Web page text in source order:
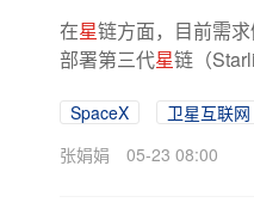
在星链方面，目前需
部署第三代星链（
SpaceX 卫星互联网
张娟娟
05-23 08:00